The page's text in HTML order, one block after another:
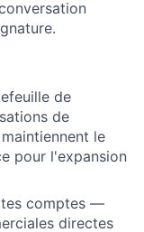
de
de
le
pour l'expansion
tes comptes —
directes